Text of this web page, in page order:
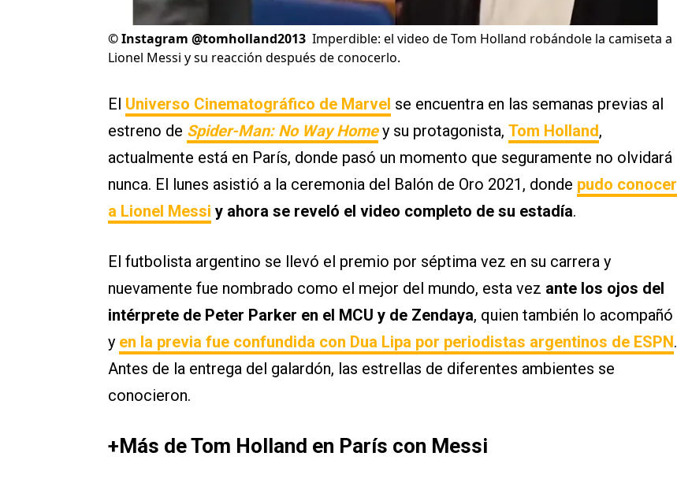
©Instagram @tomholland2013 Imperdible: el video de Tom Holland robándole la camiseta a
Lionel Messi y su reacción después de conocerlo.
El Universo Cinematográfico de Marvel se encuentra en las semanas previas al
estreno de Spider-Man: No Way Homey su protagonista, Tom Holland,
actualmente está en París, donde pasó un momento que seguramente no olvidará
nunca. El lunes asistió a la ceremonia del Balón de Oro 2021, donde pudo conocer
a Lionel Messi y ahora se reveló el video completo de su estadía.
El futbolista argentino se llevó el premio por séptima vez en su carrera y
nuevamente fue nombrado como el mejor del mundo, esta vez ante los ojos del
intérprete de Peter Parker en el MCU y de Zendaya, quien también lo acompañó
y en la previa fue confundida con Dua Lipa por periodistas argentinos de ESPN.
Antes de la entrega del galardón, las estrellas de diferentes ambientes se
conocieron.
+Más de Tom Holland en París con Messi